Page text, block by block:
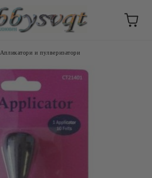
Апликатори и пулверизатори